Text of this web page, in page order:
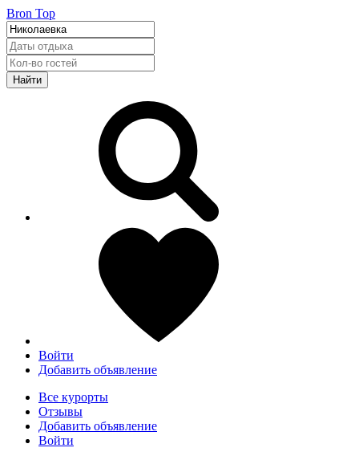
Bron Top
Найти
Войти
Добавить объявление
Все курорты
Отзывы
Добавить объявление
Войти